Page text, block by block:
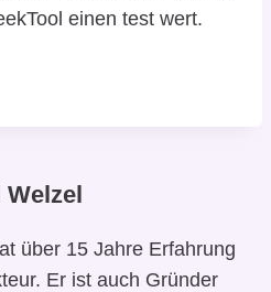
einen test wert.
Welzel
über 15 Jahre Erfahrung
Er ist auch Gründer